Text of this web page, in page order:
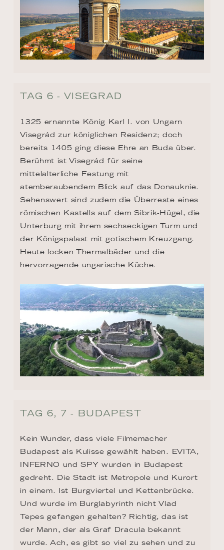
TAG 6 - VISEGRAD
1325 ernannte König Karl I. von Ungarn
Visegrád zur königlichen Residenz; doch
bereits 1405 ging diese Ehre an Buda über.
Berühmt ist Visegrád für seine
mittelalterliche Festung mit
atemberaubendem Blick auf das Donauknie.
Sehenswert sind zudem die Überreste eines
römischen Kastells auf dem Sibrik-Hügel, die
Unterburg mit ihrem sechseckigen Turm und
der Königspalast mit gotischem Kreuzgang.
Heute locken Thermalbäder und die
hervorragende ungarische Küche.
TAG 6, 7 - BUDAPEST
Kein Wunder, dass viele Filmemacher
Budapest als Kulisse gewählt haben. EVITA,
INFERNO und SPY wurden in Budapest
gedreht. Die Stadt ist Metropole und Kurort
in einem. Ist Burgviertel und Kettenbrücke.
Und wurde im Burglabyrinth nicht Vlad
Tepes gefangen gehalten? Richtig, das ist
der Mann, der als Graf Dracula bekannt
wurde. Ach, es gibt so viel zu sehen und zu